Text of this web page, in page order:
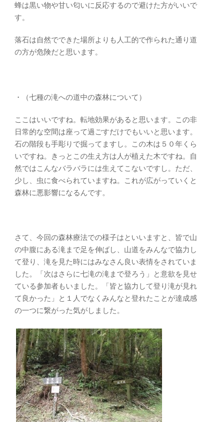
蜂は黒い物や甘い匂いに反応するので避けた方がいいで
す。
落石は自然でできた場所よりも人工的で作られた通り道
の方が危険だと思います。
・（七種の滝への道中の森林について）
ここはいいですね。転地効果があると思います。この非
日常的な空間は座って過ごすだけでもいいと思います。
石の階段も手彫りで掘ってますし。この木は５０年くら
いですね。きっとこの生え方は人が植えた木ですね。自
然ではこんなバラバラには生えてこないですし。ただ、
少し、虫に食べられていますね。これが広がっていくと
森林に悪影響になるんです。
さて、今回の森林療法での様子はといいますと、皆で山
の中腹にある滝まで足を伸ばし、山道をみんなで協力し
て登り、滝を見た時にはみなさん良い表情をされていま
した。「次はさらに七滝の滝まで登ろう」と意欲を見せ
ている参加者もいました。「皆と協力して登り滝が見れ
て良かった」と１人でなくみんなと登れたことが達成感
の一つに繋がった気がしました。